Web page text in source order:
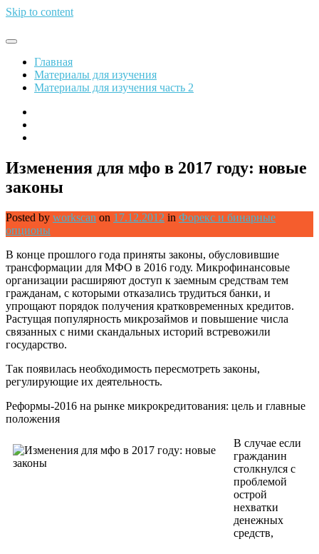
Skip to content
Обрети финансовую свободу
Главная
Материалы для изучения
Материалы для изучения часть 2
Изменения для мфо в 2017 году: новые
законы
Posted by workscan on 17.12.2012 in Форекс и бинарные
опционы
В конце прошлого года приняты законы, обусловившие
трансформации для МФО в 2016 году. Микрофинансовые
организации расширяют доступ к заемным средствам тем
гражданам, с которыми отказались трудиться банки, и
упрощают порядок получения кратковременных кредитов.
Растущая популярность микрозаймов и повышение числа
связанных с ними скандальных историй встревожили
государство.
Так появилась необходимость пересмотреть законы,
регулирующие их деятельность.
Реформы-2016 на рынке микрокредитования: цель и главные
положения
В случае если
гражданин
столкнулся с
проблемой
острой
нехватки
денежных
средств,